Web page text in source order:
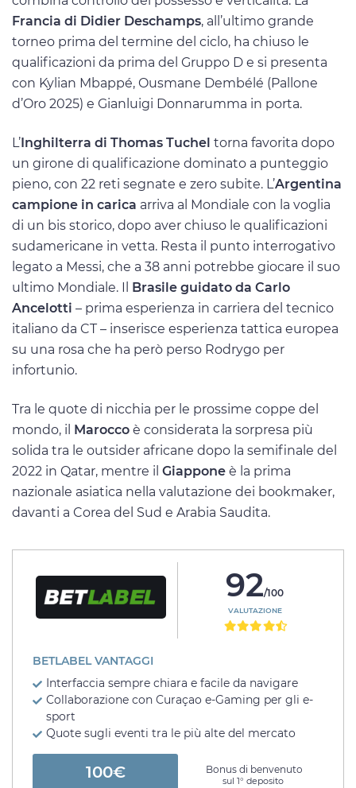
Francia di Didier Deschamps, all’ultimo grande
torneo prima del termine del ciclo, ha chiuso le
qualificazioni da prima del Gruppo D e si presenta
con Kylian Mbappé, Ousmane Dembélé (Pallone
d’Oro 2025) e Gianluigi Donnarumma in porta.
L’Inghilterra di Thomas Tuchel torna favorita dopo
un girone di qualificazione dominato a punteggio
pieno, con 22 reti segnate e zero subite. L’Argentina
campione in carica arriva al Mondiale con la voglia
di un bis storico, dopo aver chiuso le qualificazioni
sudamericane in vetta. Resta il punto interrogativo
legato a Messi, che a 38 anni potrebbe giocare il suo
ultimo Mondiale. Il Brasile guidato da Carlo
Ancelotti – prima esperienza in carriera del tecnico
italiano da CT – inserisce esperienza tattica europea
su una rosa che ha però perso Rodrygo per
infortunio.
Tra le quote di nicchia per le prossime coppe del
mondo, il
Marocco è considerata la sorpresa più
solida tra le outsider africane dopo la semifinale del
2022 in Qatar, mentre il Giappone è la prima
nazionale asiatica nella valutazione dei bookmaker,
davanti a Corea del Sud e Arabia Saudita.
92/100
VALUTAZIONE
BETLABEL VANTAGGI
Interfaccia sempre chiara e facile da navigare
Collaborazione con Curaçao e-Gaming per gli e-
sport
Quote sugli eventi tra le più alte del mercato
100€ Bonus di benvenuto
sul 1° deposito